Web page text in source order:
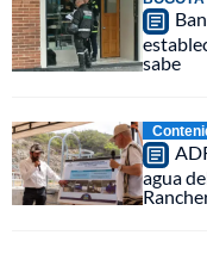
sabe
agua